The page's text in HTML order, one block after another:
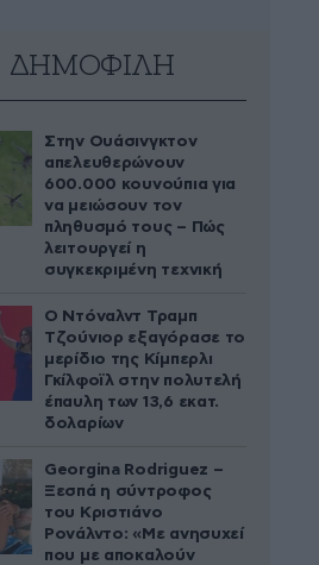
ΔΗΜΟΦΙΛΗ
Στην Ουάσινγκτον
απελευθερώνουν
600.000 κουνούπια για
να μειώσουν τον
πληθυσμό τους – Πώς
λειτουργεί η
συγκεκριμένη τεχνική
Ο Ντόναλντ Τραμπ
Τζούνιορ εξαγόρασε το
μερίδιο της Κίμπερλι
Γκίλφοϊλ στην πολυτελή
έπαυλη των 13,6 εκατ.
δολαρίων
Georgina Rodriguez –
Ξεσπά η σύντροφος
του Κριστιάνο
Ρονάλντο: «Με ανησυχεί
που με αποκαλούν